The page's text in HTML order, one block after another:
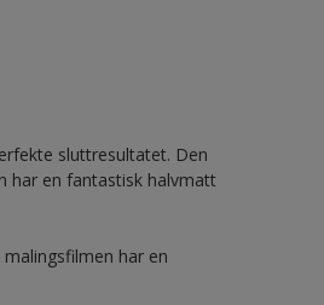
sluttresultatet. Den
har en fantastisk halvmatt
har en